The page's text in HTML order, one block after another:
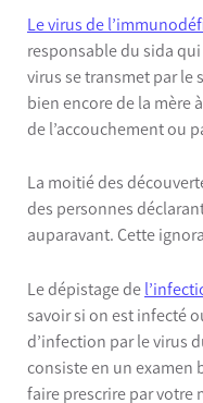
Le virus de
responsable du sida
virus se transmet par le
bien encore de la mère
de l’accouchement ou
La moitié des
des personnes
auparavant. Cette
Le dépistage de
savoir si on est infecté
d’infection par le virus
consiste en un examen
faire prescrire par votre